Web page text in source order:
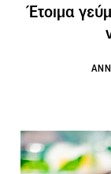
Έτοιμα